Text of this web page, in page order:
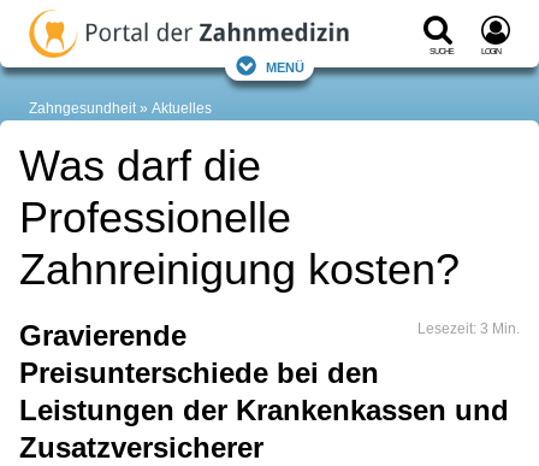
Suche Login
Menü
Zahngesundheit Aktuelles
Was darf die
Professionelle
Zahnreinigung kosten?
Lesezeit: 3 Min.
Gravierende
Preisunterschiede bei den
Leistungen der Krankenkassen und
Zusatzversicherer